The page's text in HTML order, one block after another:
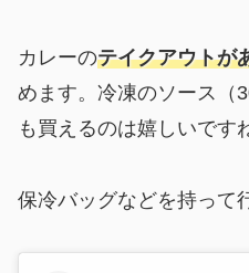
カレーのテイクアウトが
めます。冷凍のソース（
も買えるのは嬉しいです
保冷バッグなどを持って